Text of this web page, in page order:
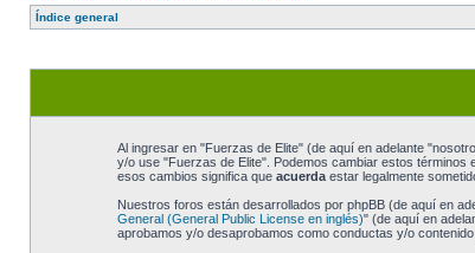
Índice general
Al ingresar en "Fuerzas de Elite" (de aquí en adelante
y/o use "Fuerzas de Elite". Podemos cambiar estos
esos cambios significa que acuerdaestar legalmente
Nuestros foros están desarrollados por phpBB (de aquí en
General (General Public License en inglés)" (de aquí en
aprobamos y/o desaprobamos como conductas y/o